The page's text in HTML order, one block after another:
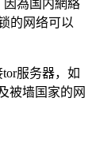
因為国内網絡
的网络可以
服务器，如
被墙国家的网